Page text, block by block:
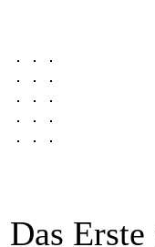
Das